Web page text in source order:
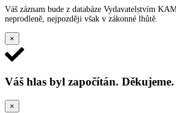
Váš záznam bude z databáze Vydavatelstvím
neprodleně, nejpozději však v zákonné lhůtě.
×
Váš hlas byl započítán. Děkujeme.
×